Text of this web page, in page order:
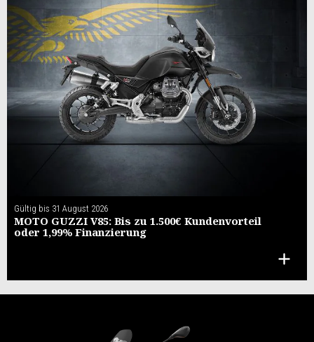
Gültig bis 31 August 2026
MOTO GUZZI V85: Bis zu 1.500€ Kundenvorteil
oder 1,99% Finanzierung